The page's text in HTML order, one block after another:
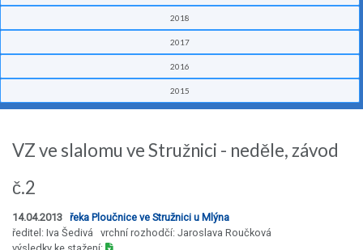
2018
2017
2016
2015
VZ ve slalomu ve Stružnici - neděle, závod
č.2
14.04.2013 řeka Ploučnice ve Stružnici u Mlýna
ředitel: Iva Šedivá vrchní rozhodčí: Jaroslava Roučková